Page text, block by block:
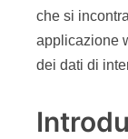
che si
applicazione
dei dati di